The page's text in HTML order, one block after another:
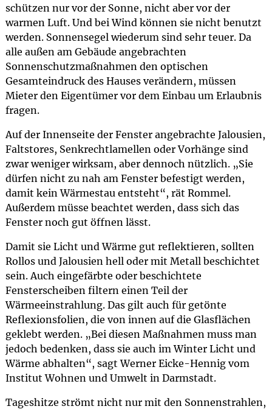
schützen nur vor der Sonne, nicht aber vor der
warmen Luft. Und bei Wind können sie nicht benutzt
werden. Sonnensegel wiederum sind sehr teuer. Da
alle außen am Gebäude angebrachten
Sonnenschutzmaßnahmen den optischen
Gesamteindruck des Hauses verändern, müssen
Mieter den Eigentümer vor dem Einbau um Erlaubnis
fragen.
Auf der Innenseite der Fenster angebrachte Jalousien,
Faltstores, Senkrechtlamellen oder Vorhänge sind
zwar weniger wirksam, aber dennoch nützlich. „Sie
dürfen nicht zu nah am Fenster befestigt werden,
damit kein Wärmestau entsteht“, rät Rommel.
Außerdem müsse beachtet werden, dass sich das
Fenster noch gut öffnen lässt.
Damit sie Licht und Wärme gut reflektieren, sollten
Rollos und Jalousien hell oder mit Metall beschichtet
sein. Auch eingefärbte oder beschichtete
Fensterscheiben filtern einen Teil der
Wärmeeinstrahlung. Das gilt auch für getönte
Reflexionsfolien, die von innen auf die Glasflächen
geklebt werden. „Bei diesen Maßnahmen muss man
jedoch bedenken, dass sie auch im Winter Licht und
Wärme abhalten“, sagt Werner Eicke-Hennig vom
Institut Wohnen und Umwelt in Darmstadt.
Tageshitze strömt nicht nur mit den Sonnenstrahlen,